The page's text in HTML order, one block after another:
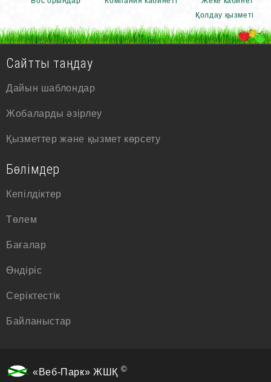
Қолдау қызметі
Сайтты таңдау
Дайын шаблондар
Жобаларды әзірлеу
Қызметтер және қызмет көрсету
Бөлімдер
Кепілдіктер
Төлем
Бағалар
Өндіріс
Серіктестік
Байланыстар
«Веб-Парк» ЖШҚ ©